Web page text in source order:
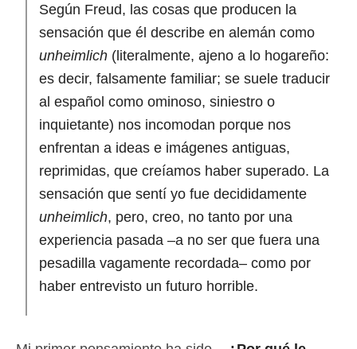
Según Freud, las cosas que producen la
sensación que él describe en alemán como
unheimlich (literalmente, ajeno a lo hogareño:
es decir, falsamente familiar; se suele traducir
al español como ominoso, siniestro o
inquietante) nos incomodan porque nos
enfrentan a ideas e imágenes antiguas,
reprimidas, que creíamos haber superado. La
sensación que sentí yo fue decididamente
unheimlich, pero, creo, no tanto por una
experiencia pasada –a no ser que fuera una
pesadilla vagamente recordada– como por
haber entrevisto un futuro horrible.